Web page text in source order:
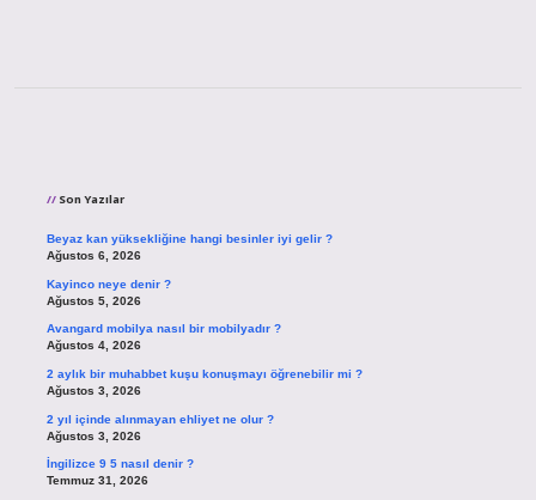
Son Yazılar
Beyaz kan yüksekliğine hangi besinler iyi gelir ?
Ağustos 6, 2026
Kayinco neye denir ?
Ağustos 5, 2026
Avangard mobilya nasıl bir mobilyadır ?
Ağustos 4, 2026
2 aylık bir muhabbet kuşu konuşmayı öğrenebilir mi ?
Ağustos 3, 2026
2 yıl içinde alınmayan ehliyet ne olur ?
Ağustos 3, 2026
İngilizce 9 5 nasıl denir ?
Temmuz 31, 2026